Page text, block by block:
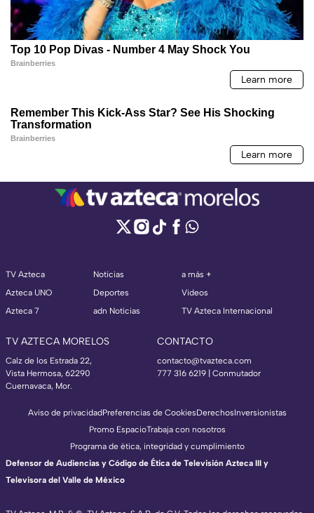
TV Azteca
Azteca UNO
Azteca 7
Noticias
Deportes
adn Noticias
a más +
Videos
TV Azteca Internacional
TV AZTECA MORELOS
Calz de los Estrada 22,
Vista Hermosa, 62290
Cuernavaca, Mor.
CONTACTO
contacto@tvazteca.com
777 316 6219 | Conmutador
Aviso de privacidadPreferencias de CookiesDerechosInversionistas
Promo EspacioTrabaja con nosotros
Programa de ética, integridad y cumplimiento
Defensor de Audiencias y Código de Ética de Televisión Azteca III y
Televisora del Valle de México